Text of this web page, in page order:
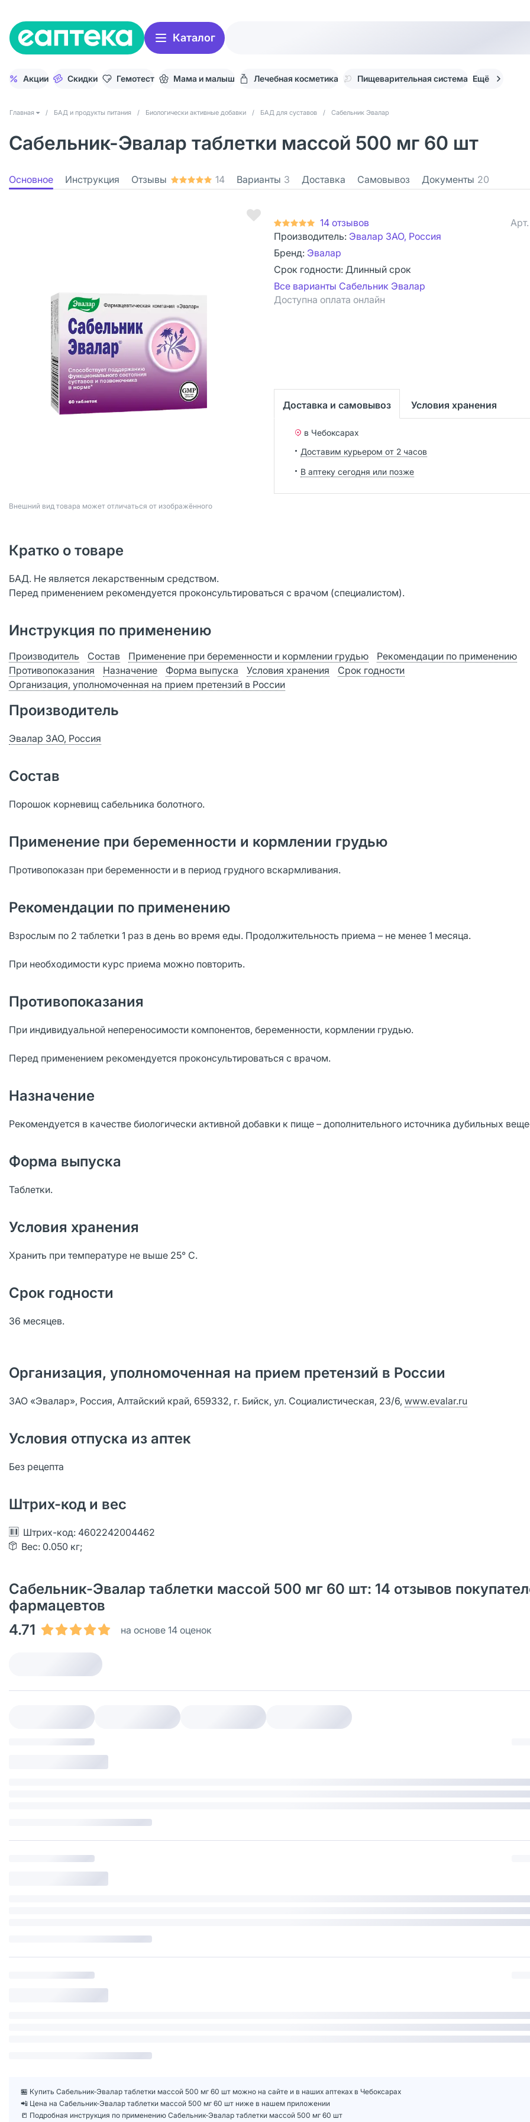
Каталог
Акции Скидки Гемотест Мама и малыш Лечебная косметика Пищеварительная система Ещё
Главная / БАД и продукты питания / Биологически активные добавки / БАД для суставов / Сабельник Эвалар
Сабельник-Эвалар таблетки массой 500 мг 60 шт
Основное Инструкция Отзывы 14 Варианты 3 Доставка Самовывоз Документы 20
Bнешний вид товара может отличаться от изображённого
14 отзывов
Производитель: Эвалар ЗАО, Россия
Бренд: Эвалар
Срок годности: Длинный срок
Все варианты Сабельник Эвалар
Доступна оплата онлайн
Доставка и самовывоз Условия хранения
в Чебоксарах
Доставим курьером от 2 часов
В аптеку сегодня или позже
Кратко о товаре
БАД. Не является лекарственным средством.
Перед применением рекомендуется проконсультироваться с врачом (специалистом).
Инструкция по применению
Производитель Состав Применение при беременности и кормлении грудью
Рекомендации по применению
Противопоказания
Назначение Форма выпуска Условия хранения
Срок годности
Организация, уполномоченная на прием претензий в России
Производитель
Эвалар ЗАО, Россия
Состав
Порошок корневищ сабельника болотного.
Применение при беременности и кормлении грудью
Противопоказан при беременности и в период грудного вскармливания.
Рекомендации по применению
Взрослым по 2 таблетки 1 раз в день во время еды. Продолжительность приема – не менее 1 месяца.
При необходимости курс приема можно повторить.
Противопоказания
При индивидуальной непереносимости компонентов, беременности, кормлении грудью.
Перед применением рекомендуется проконсультироваться с врачом.
Назначение
Рекомендуется в качестве биологически активной добавки к пище – дополнительного источника дубильных
Форма выпуска
Таблетки.
Условия хранения
Хранить при температуре не выше 25° С.
Срок годности
36 месяцев.
Организация, уполномоченная на прием претензий в России
ЗАО «Эвалар», Россия, Алтайский край, 659332, г. Бийск, ул. Социалистическая, 23/6, www.evalar.ru
Условия отпуска из аптек
Без рецепта
Штрих-код и вес
Штрих-код: 4602242004462
Вес: 0.050 кг;
Сабельник-Эвалар таблетки массой 500 мг 60 шт: 14 отзывов
фармацевтов
4.71
на основе 14 оценок
🏪 Купить Сабельник-Эвалар таблетки массой 500 мг 60 шт можно на сайте и в наших аптеках в Чебоксарах
📲 Цена на Сабельник-Эвалар таблетки массой 500 мг 60 шт ниже в нашем приложении
📒 Подробная инструкция по применению Сабельник-Эвалар таблетки массой 500 мг 60 шт